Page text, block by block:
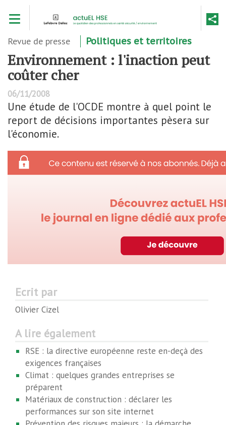
contenu
Revue de presse Politiques et territoires
Environnement : l'inaction peut
coûter cher
06/11/2008
Une étude de l'OCDE montre à quel point le
report de décisions importantes pèsera sur
l'économie.
Ecrit par
Olivier Cizel
A lire également
RSE : la directive européenne reste en-deçà des
exigences françaises
Climat : quelques grandes entreprises se
préparent
Matériaux de construction : déclarer les
performances sur son site internet